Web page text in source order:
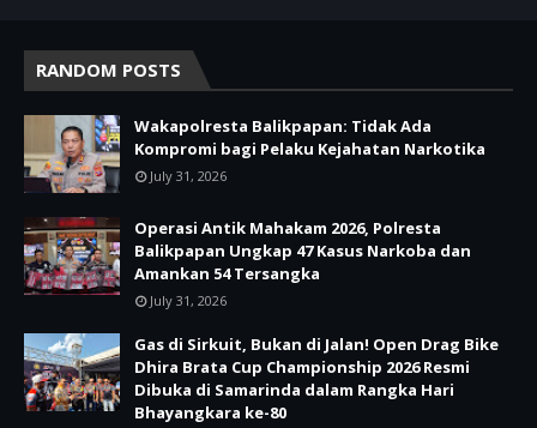
RANDOM POSTS
Wakapolresta Balikpapan: Tidak Ada
Kompromi bagi Pelaku Kejahatan Narkotika
July 31, 2026
Operasi Antik Mahakam 2026, Polresta
Balikpapan Ungkap 47 Kasus Narkoba dan
Amankan 54 Tersangka
July 31, 2026
Gas di Sirkuit, Bukan di Jalan! Open Drag Bike
Dhira Brata Cup Championship 2026 Resmi
Dibuka di Samarinda dalam Rangka Hari
Bhayangkara ke-80